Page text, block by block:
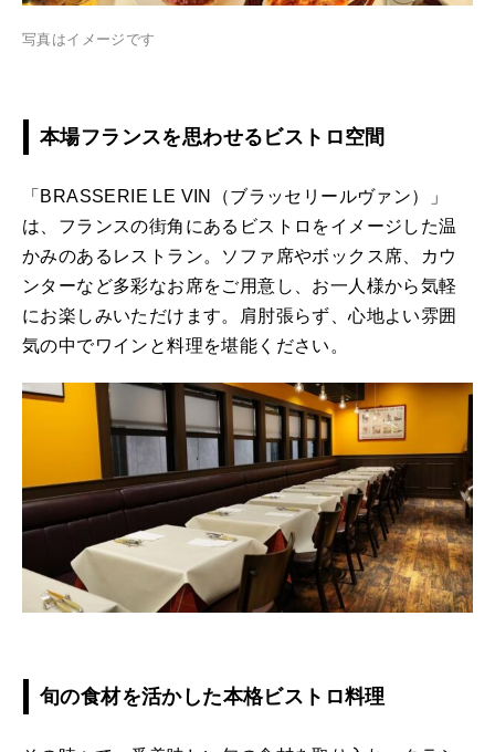
写真はイメージです
本場フランスを思わせるビストロ空間
「BRASSERIE LE VIN（ブラッセリールヴァン）」
は、フランスの街角にあるビストロをイメージした温
かみのあるレストラン。ソファ席やボックス席、カウ
ンターなど多彩なお席をご用意し、お一人様から気軽
にお楽しみいただけます。肩肘張らず、心地よい雰囲
気の中でワインと料理を堪能ください。
旬の食材を活かした本格ビストロ料理